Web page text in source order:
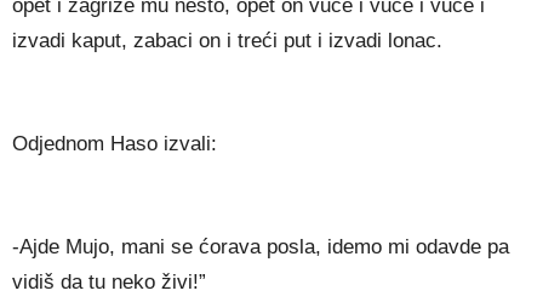
opet i zagrize mu nešto, opet on vuče i vuče i vuče i
izvadi kaput, zabaci on i treći put i izvadi lonac.
Odjednom Haso izvali:
-Ajde Mujo, mani se ćorava posla, idemo mi odavde pa
vidiš da tu neko živi!”